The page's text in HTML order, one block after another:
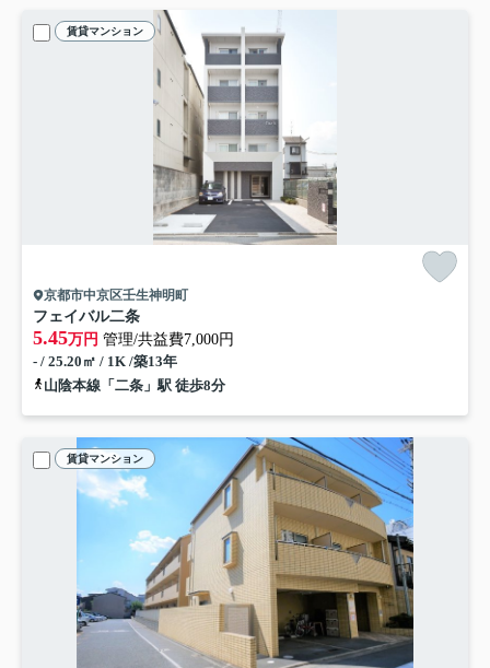
賃貸マンション
京都市中京区壬生神明町
フェイバル二条
5.45万円 管理/共益費7,000円
- / 25.20㎡ / 1K /築13年
山陰本線「二条」駅 徒歩8分
賃貸マンション